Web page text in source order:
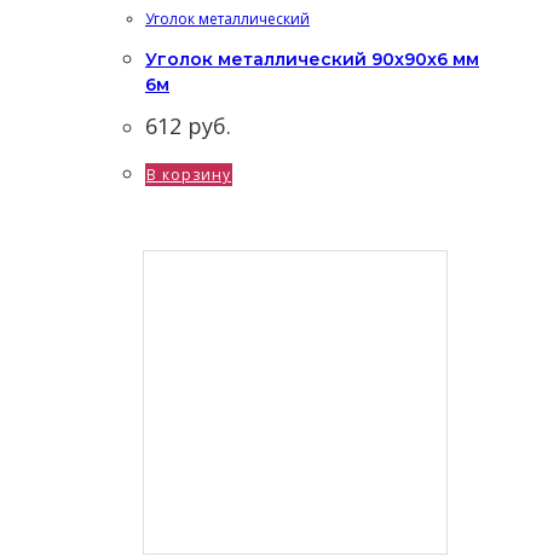
Уголок металлический
Уголок металлический 90x90x6 мм
6м
612 руб.
В корзину